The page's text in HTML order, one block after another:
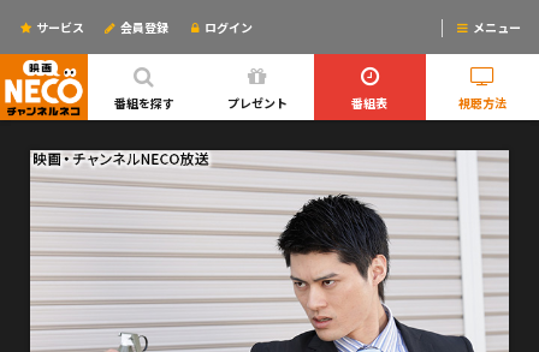
番組を探す プレゼント 番組表 視聴方法
サービス 会員登録 ログイン メニュー
ログインするとリマインドメールが使えるYO!